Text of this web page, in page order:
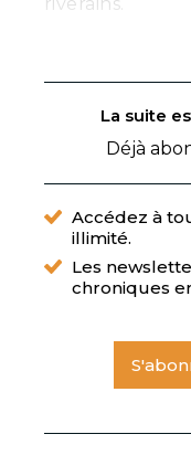
La suite
Déjà
Accédez à
illimité.
Les
chroniques